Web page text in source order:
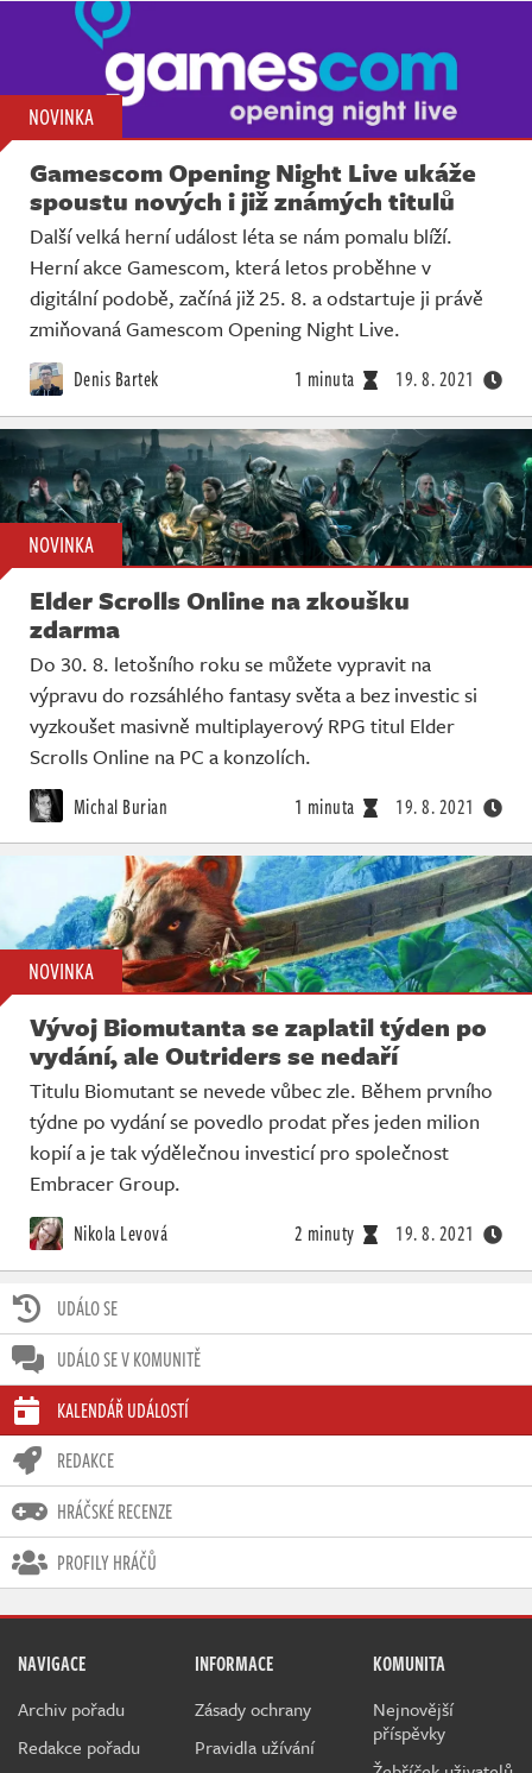
UDÁLO SE
UDÁLO SE V KOMUNITĚ
KALENDÁŘ UDÁLOSTÍ
REDAKCE
HRÁČSKÉ RECENZE
PROFILY HRÁČŮ
NOVINKA
Gamescom Opening Night Live ukáže
spoustu nových i již známých titulů
Další velká herní událost léta se nám pomalu blíží.
Herní akce Gamescom, která letos proběhne v
digitální podobě, začíná již 25. 8. a odstartuje ji právě
zmiňovaná Gamescom Opening Night Live.
Denis Bartek 1 minuta 19. 8. 2021
NOVINKA
Elder Scrolls Online na zkoušku
zdarma
Do 30. 8. letošního roku se můžete vypravit na
výpravu do rozsáhlého fantasy světa a bez investic si
vyzkoušet masivně multiplayerový RPG titul Elder
Scrolls Online na PC a konzolích.
Michal Burian 1 minuta 19. 8. 2021
NOVINKA
Vývoj Biomutanta se zaplatil týden po
vydání, ale Outriders se nedaří
Titulu Biomutant se nevede vůbec zle. Během prvního
týdne po vydání se povedlo prodat přes jeden milion
kopií a je tak výdělečnou investicí pro společnost
Embracer Group.
Nikola Levová 2 minuty 19. 8. 2021
NAVIGACE
Archiv pořadu
Redakce pořadu
INFORMACE
Zásady ochrany
Pravidla užívání
KOMUNITA
Nejnovější
příspěvky